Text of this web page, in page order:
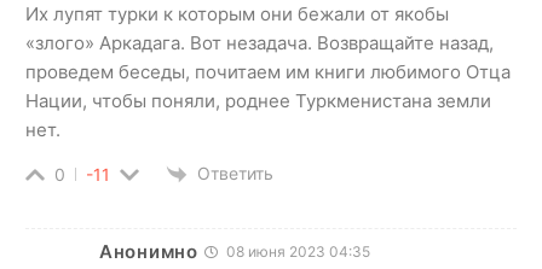
Их лупят турки к которым они бежали от якобы
«злого» Аркадага. Вот незадача. Возвращайте назад,
проведем беседы, почитаем им книги любимого Отца
Нации, чтобы поняли, роднее Туркменистана земли
нет.
0 -11 Ответить
Анонимно 08 июня 2023 04:35